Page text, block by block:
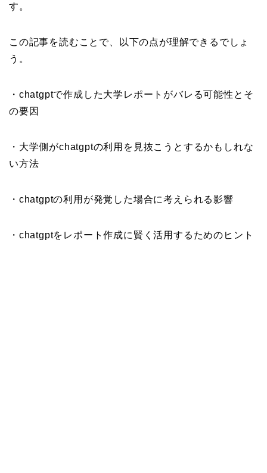
す。
この記事を読むことで、以下の点が理解できるでしょ
う。
・chatgptで作成した大学レポートがバレる可能性とそ
の要因
・大学側がchatgptの利用を見抜こうとするかもしれな
い方法
・chatgptの利用が発覚した場合に考えられる影響
・chatgptをレポート作成に賢く活用するためのヒント